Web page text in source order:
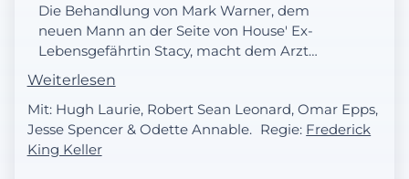
Die Behandlung von Mark Warner, dem
neuen Mann an der Seite von House' Ex-
Lebensgefährtin Stacy, macht dem Arzt
schwer zu schaffen. Hin- und hergerissen
zwischen Eifersucht und seinem ärztlichem
Gewissen, steht House vor der Aufgabe, die
passende Behandlung zu finden, die
seinem Konkurrenten das Leben retten
Weiterlesen
Mit: Hugh Laurie, Robert Sean Leonard, Omar Epps,
Jesse Spencer & Odette Annable. Regie: Frederick
King Keller